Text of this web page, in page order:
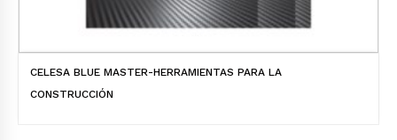
CELESA BLUE MASTER-HERRAMIENTAS PARA LA
CONSTRUCCIÓN